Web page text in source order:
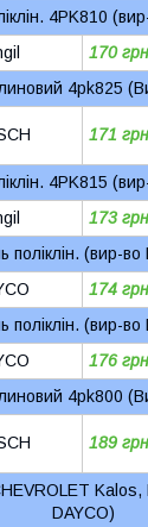
4PK810
170
4pk825
171
4PK815
173
поліклін. (вир-во
174
поліклін. (вир-во
176
4pk800
189
DAYCO)